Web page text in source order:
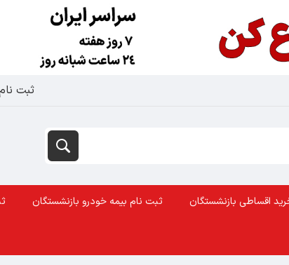
ثبت
اقساطی بازنشستگان ثبت نام بیمه خودرو بازنشستگان